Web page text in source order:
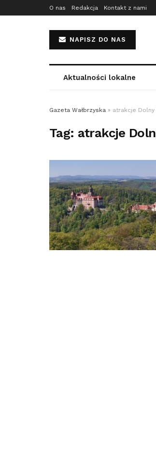
O nas Redakcja Kontakt z nami
NAPISZ DO NAS
Aktualności lokalne
Gazeta Wałbrzyska » atrakcje Dolny
Tag: atrakcje